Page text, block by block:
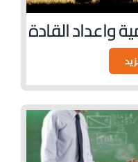
واعداد القادة